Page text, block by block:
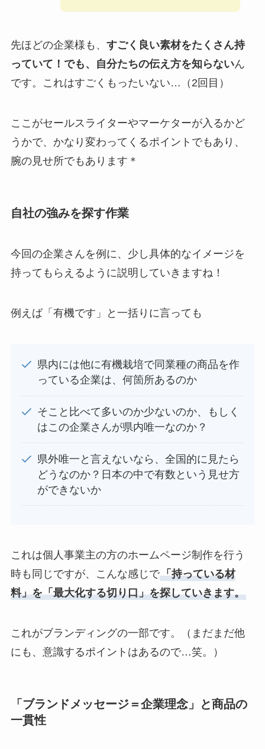
先ほどの企業様も、 すごく良い素材をたくさん持
っていて！でも、自分たちの伝え方を知らないん
です。これはすごくもったいない…（2回目）
ここがセールスライターやマーケターが入るかど
うかで、かなり変わってくるポイントでもあり、
腕の見せ所でもあります＊
自社の強みを探す作業
今回の企業さんを例に、少し具体的なイメージを
持ってもらえるように説明していきますね！
例えば「有機です」と一括りに言っても
県内には他に有機栽培で同業種の商品を作
っている企業は、何箇所あるのか
そこと比べて多いのか少ないのか、もしく
はこの企業さんが県内唯一なのか？
県外唯一と言えないなら、全国的に見たら
どうなのか？日本の中で有数という見せ方
ができないか
これは個人事業主の方のホームページ制作を行う
時も同じですが、こんな感じで「持っている材
料」を「最大化する切り口」を探していきます。
これがブランディングの一部です。（まだまだ他
にも、意識するポイントはあるので…笑。）
「ブランドメッセージ＝企業理念」と商品の
一貫性